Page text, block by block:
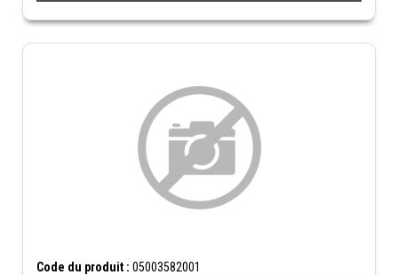
Code du produit : 05003582001